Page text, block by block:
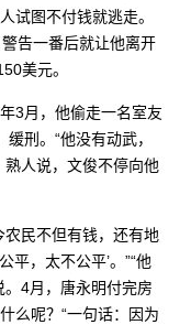
试图不付钱就逃走。
告一番后就让他离开
美元。
3月，他偷走一名室友
刑。“他没有动武，
人说，文俊不停向他
农民不但有钱，还有地
平，太不公平’。”“他
。4月，唐永明付完房
么呢？“一句话：因为